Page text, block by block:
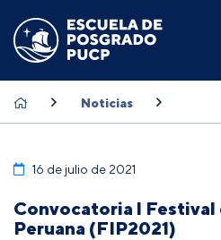
Noticias
16 de julio de 2021
Convocatoria l Festival
Peruana (FIP2021)